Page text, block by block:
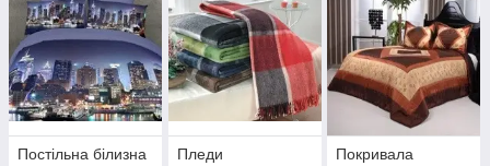
Постільна білизна Пледи Покривала